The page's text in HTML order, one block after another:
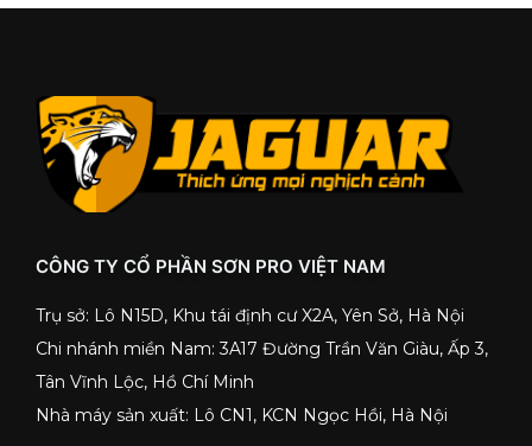
CÔNG TY CỔ PHẦN SƠN PRO VIỆT NAM
Trụ sở: Lô N15D, Khu tái định cư X2A, Yên Sở, Hà Nội
Chi nhánh miền Nam: 3A17 Đường Trần Văn Giàu, Ấp 3,
Tân Vĩnh Lộc, Hồ Chí Minh
Nhà máy sản xuất: Lô CN1, KCN Ngọc Hồi, Hà Nội